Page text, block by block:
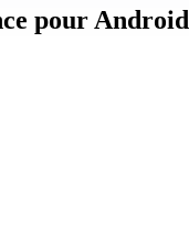
pour Android